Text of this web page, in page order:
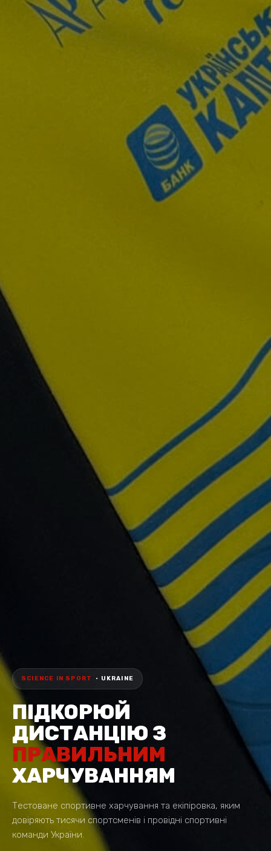
SCIENCE IN SPORT • UKRAINE
ПІДКОРЮЙ
ДИСТАНЦІЮ З
ПРАВИЛЬНИМ
ХАРЧУВАННЯМ
Тестоване спортивне харчування та екіпіровка, яким
довіряють тисячи спортсменів і провідні спортивні
команди України.